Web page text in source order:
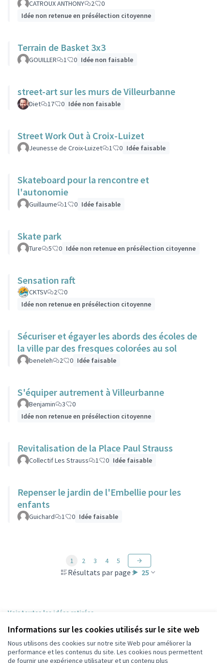
Informations sur les cookies utilisés sur le site web
Nous utilisons des cookies sur notre site Web pour améliorer la
performance et les contenus du site. Les cookies nous permettent
de fournir une expérience utilisateur et un contenu plus
CATROUX ANTHONY 2
0
Idée non retenue en présélection citoyenne
Terrain de Basket 3x3
GOUILLER 1 0 Idée non faisable
street-art sur les murs de Villeurbanne
Diet 17 0 Idée non faisable
Street Work Out à Croix-Luizet
Jeunesse de Croix-Luizet 1 0 Idée faisable
Skateboard pour la rencontre et
l'autonomie
Guillaume 1 0 Idée faisable
Skate park
Ture 5 0 Idée non retenue en présélection citoyenne
Sensation raft
CKTSV 2
0
Idée non retenue en présélection citoyenne
Sécuriser et égayer les abords des écoles de
la ville par des fresques colorées au sol
beneleh 2 0 Idée faisable
S'équiper autrement à Villeurbanne
Benjamin 3
0
Idée non retenue en présélection citoyenne
Revitalisation de la Place Paul Strauss
Collectif Les Strauss 1 0 Idée faisable
Repenser le jardin de l'Embellie pour les
enfants
Guichard 1 0 Idée faisable
Résultats par page : 25
1 2 3 4 5
Voir toutes les idées retirées
Conditions d'utilisation
Paramètres des cookies